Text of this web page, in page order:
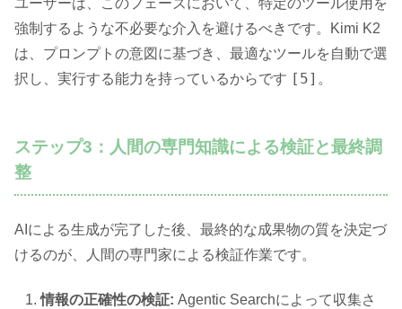
ユーザーは、このフェーズにおいて、特定のツール使用を
強制するような不必要な介入を避けるべきです。Kimi K2
は、プロンプトの意図に基づき、最適なツールを自動で選
択し、実行する能力を持っているからです [5] 。
ステップ3：人間の専門知識による検証と最終調
整
AIによる生成が完了した後、最終的な成果物の質を決定づ
けるのが、人間の専門家による検証作業です。
情報の正確性の検証: Agentic Searchによって収集さ